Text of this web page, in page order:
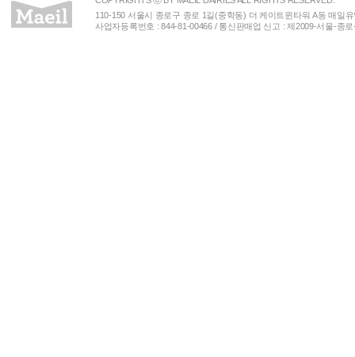
110-150 서울시 종로구 종로 1길(중학동) 더 케이트윈타워 A동 매일
사업자등록번호 : 844-81-00466 / 통신판매업 신고 : 제2009-서울-종